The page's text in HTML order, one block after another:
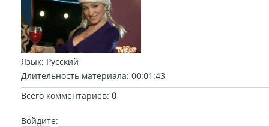
Язык: Русский
Длительность материала: 00:01:43
Всего комментариев: 0
Войдите: